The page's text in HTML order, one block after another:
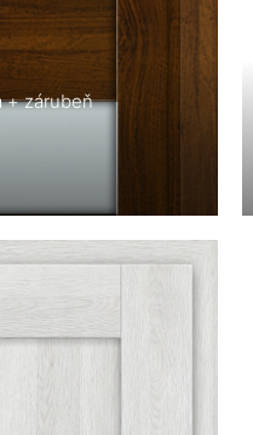
+ zárubeň